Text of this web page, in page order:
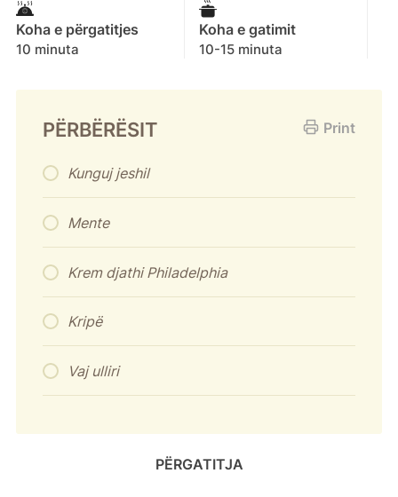
Koha e përgatitjes
10 minuta
Koha e gatimit
10-15 minuta
Print
PËRBËRËSIT
Kunguj jeshil
Mente
Krem djathi Philadelphia
Kripë
Vaj ulliri
PËRGATITJA